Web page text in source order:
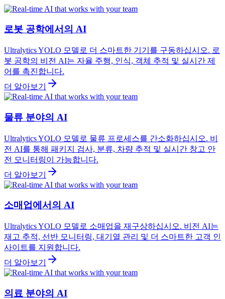
로봇 공학에서의 AI
Ultralytics YOLO 모델로 더 스마트한 기기를 구동하십시오. 로
봇 공학의 비전 AI는 자율 주행, 인식, 객체 추적 및 실시간 제
어를 촉진합니다.
더 알아보기
물류 분야의 AI
Ultralytics YOLO 모델로 물류 프로세스를 간소화하십시오. 비
전 AI를 통해 패키지 검사, 분류, 차량 추적 및 실시간 창고 안
전 모니터링이 가능합니다.
더 알아보기
소매업에서의 AI
Ultralytics YOLO 모델로 소매업을 재구상하십시오. 비전 AI는
재고 추적, 선반 모니터링, 대기열 관리 및 더 스마트한 고객 인
사이트를 지원합니다.
더 알아보기
의료 분야의 AI